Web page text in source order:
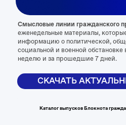
Каталог выпусков Блокнота